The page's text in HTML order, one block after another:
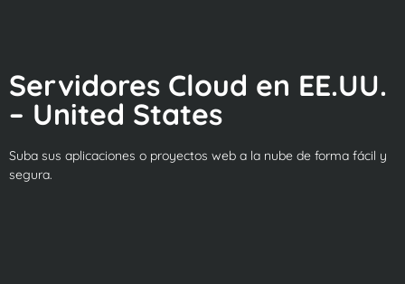
Servidores Cloud en EE.UU.
– United States
Suba sus aplicaciones o proyectos web a la nube de forma fácil y
segura.